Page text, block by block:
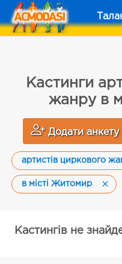
Кастинги
жанру в
Додати анкету
артистів циркового
в місті Житомир
Кастингів не